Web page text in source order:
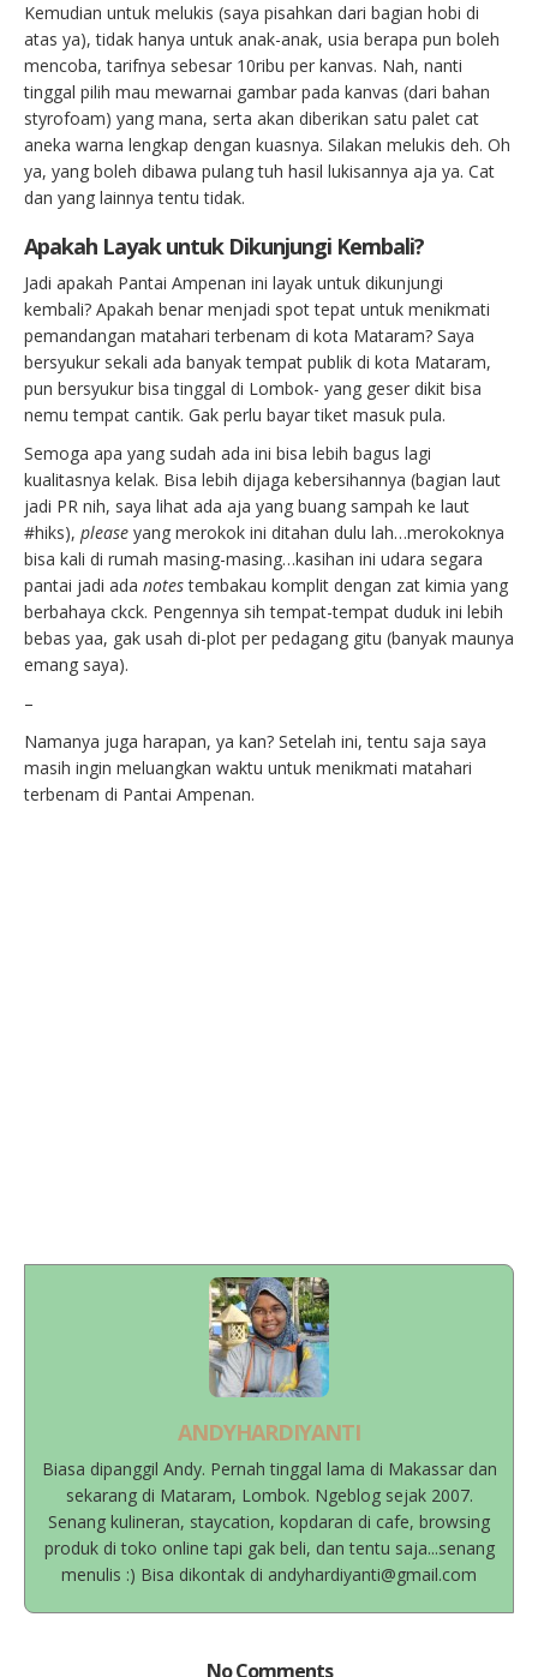
Kemudian untuk melukis (saya pisahkan dari bagian hobi di
atas ya), tidak hanya untuk anak-anak, usia berapa pun boleh
mencoba, tarifnya sebesar 10ribu per kanvas. Nah, nanti
tinggal pilih mau mewarnai gambar pada kanvas (dari bahan
styrofoam) yang mana, serta akan diberikan satu palet cat
aneka warna lengkap dengan kuasnya. Silakan melukis deh. Oh
ya, yang boleh dibawa pulang tuh hasil lukisannya aja ya. Cat
dan yang lainnya tentu tidak.
Apakah Layak untuk Dikunjungi Kembali?
Jadi apakah Pantai Ampenan ini layak untuk dikunjungi
kembali? Apakah benar menjadi spot tepat untuk menikmati
pemandangan matahari terbenam di kota Mataram? Saya
bersyukur sekali ada banyak tempat publik di kota Mataram,
pun bersyukur bisa tinggal di Lombok- yang geser dikit bisa
nemu tempat cantik. Gak perlu bayar tiket masuk pula.
Semoga apa yang sudah ada ini bisa lebih bagus lagi
kualitasnya kelak. Bisa lebih dijaga kebersihannya (bagian laut
jadi PR nih, saya lihat ada aja yang buang sampah ke laut
#hiks), please yang merokok ini ditahan dulu lah…merokoknya
bisa kali di rumah masing-masing…kasihan ini udara segara
pantai jadi ada notestembakau komplit dengan zat kimia yang
berbahaya ckck. Pengennya sih tempat-tempat duduk ini lebih
bebas yaa, gak usah di-plot per pedagang gitu (banyak maunya
emang saya).
–
Namanya juga harapan, ya kan? Setelah ini, tentu saja saya
masih ingin meluangkan waktu untuk menikmati matahari
terbenam di Pantai Ampenan.
ANDYHARDIYANTI
Biasa dipanggil Andy. Pernah tinggal lama di Makassar dan
sekarang di Mataram, Lombok. Ngeblog sejak 2007.
Senang kulineran, staycation, kopdaran di cafe, browsing
produk di toko online tapi gak beli, dan tentu saja...senang
menulis :) Bisa dikontak di andyhardiyanti@gmail.com
No Comments